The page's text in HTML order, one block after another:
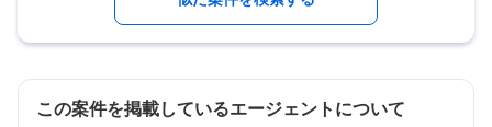
この案件を掲載しているエージェントについて